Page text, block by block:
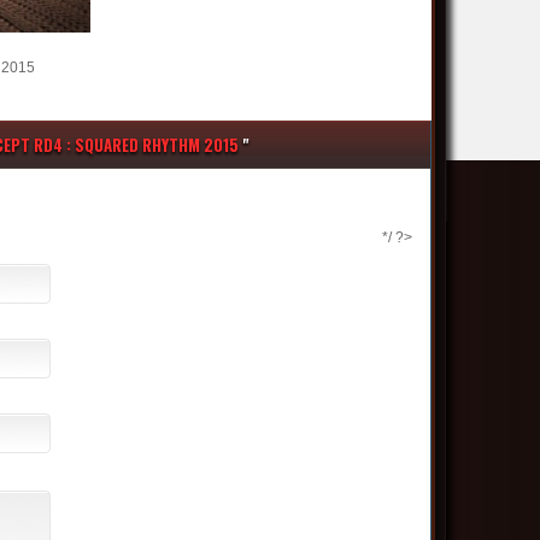
RD4 : SQUARED RHYTHM 2015 "
*/ ?>